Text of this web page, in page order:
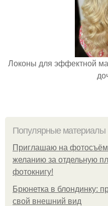
Локоны для эффектной
Популярные материалы
Приглашаю на
желанию за отдельную
фотокнигу!
Брюнетка в блондинку:
свой внешний вид